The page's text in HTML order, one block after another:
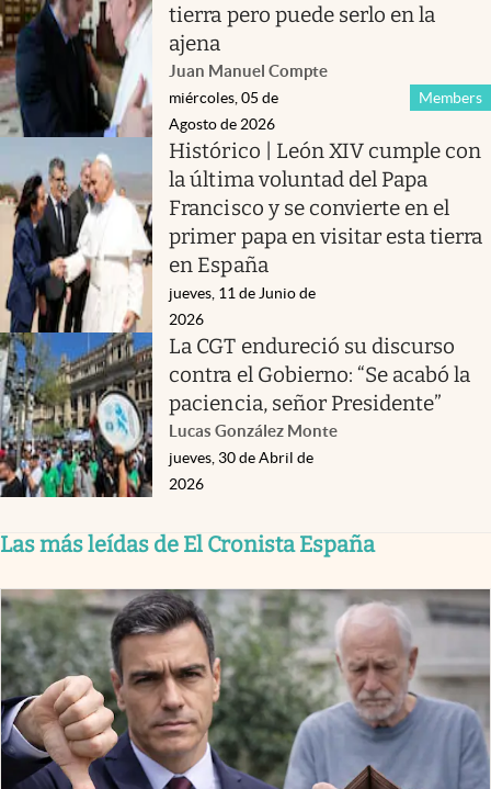
tierra pero puede serlo en la
ajena
Juan Manuel Compte
Members
miércoles, 05 de
Agosto de 2026
Histórico | León XIV cumple con
la última voluntad del Papa
Francisco y se convierte en el
primer papa en visitar esta tierra
en España
jueves, 11 de Junio de
2026
La CGT endureció su discurso
contra el Gobierno: “Se acabó la
paciencia, señor Presidente”
Lucas González Monte
jueves, 30 de Abril de
2026
Las más leídas de El Cronista España